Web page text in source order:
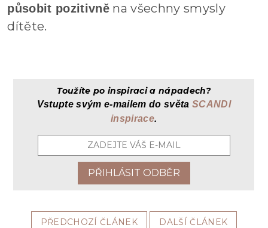
působit pozitivněna všechny smysly
dítěte.
Toužíte po inspiraci a nápadech?
Vstupte svým e-mailem do světa SCANDI
inspirace.
PŘEDCHOZÍ ČLÁNEK DALŠÍ ČLÁNEK